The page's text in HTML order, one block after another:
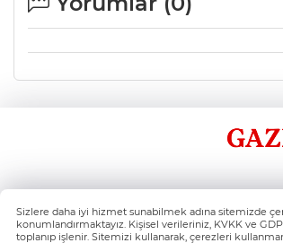
Sizlere daha iyi hizmet sunabilmek adına sitemizde
konumlandırmaktayız. Kişisel verileriniz, KVKK ve
toplanıp işlenir. Sitemizi kullanarak, çerezleri
Whatsapp